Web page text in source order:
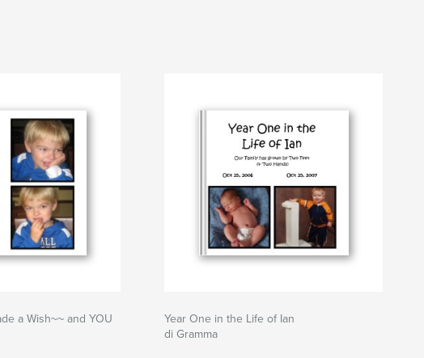
a Wish~~ and YOU
Year One in the Life of Ian
di Gramma